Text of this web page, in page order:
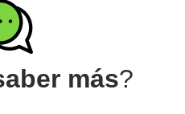
más?